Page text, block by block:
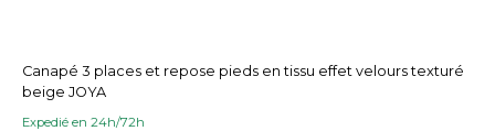
Canapé 3 places et repose pieds en tissu effet velours texturé
beige JOYA
Expedié en 24h/72h